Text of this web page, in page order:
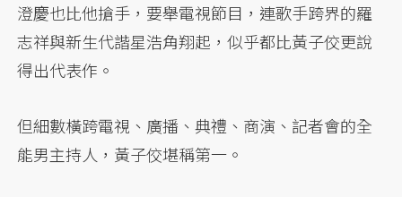
澄慶也比他搶手，要舉電視節目，連歌手跨界的羅
志祥與新生代諧星浩角翔起，似乎都比黃子佼更說
得出代表作。
但細數橫跨電視、廣播、典禮、商演、記者會的全
能男主持人，黃子佼堪稱第一。